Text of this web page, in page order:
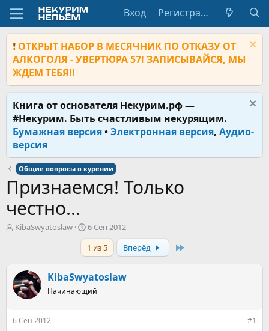
Вход Регистрация
❗ ОТКРЫТ НАБОР В МЕСЯЧНИК ПО ОТКАЗУ ОТ
АЛКОГОЛЯ - УВЕРТЮРА 57! ЗАПИСЫВАЙСЯ, МЫ
ЖДЕМ ТЕБЯ!!
Книга от основателя Некурим.рф —
#Некурим. Быть счастливым некурящим.
Бумажная версия•Электронная версия, Аудио-
версия
Общие вопросы о курении
Признаемся! Только
честно...
А
т
е
KibaSwyatoslaw
Д
а
т
а
а
ч
6 Сен 2012
1 из 5
Вперёд
KibaSwyatoslaw
Начинающий
6 Сен 2012 #1